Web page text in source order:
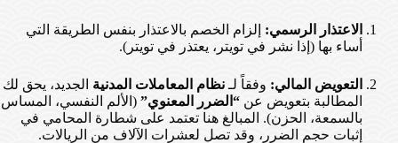
الاعتذار الرسمي: إلزام الخصم بالاعتذار بنفس الطريقة التي
أساء بها (إذا نشر في تويتر، يعتذر في تويتر).
التعويض المالي: وفقاً لـ نظام المعاملات المدنية الجديد، يحق لك
المطالبة بتعويض عن “الضرر المعنوي” (الألم النفسي، المساس
بالسمعة، الحزن). المبالغ هنا تعتمد على شطارة المحامي في
إثبات حجم الضرر، وقد تصل لعشرات الآلاف من الريالات.